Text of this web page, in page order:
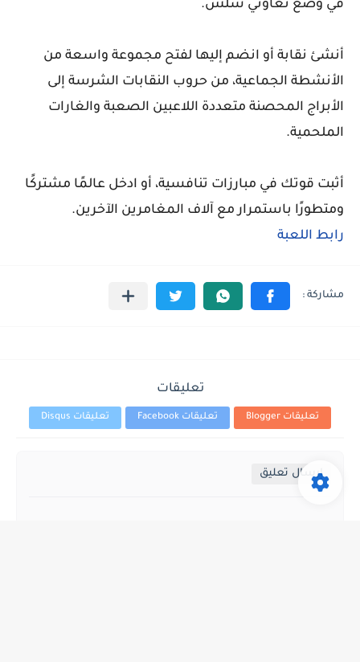
في وضع تعاوني سلس.
أنشئ نقابة أو انضم إليها لفتح مجموعة واسعة من
الأنشطة الجماعية، من حروب النقابات الشرسة إلى
الأبراج المحصنة متعددة اللاعبين الصعبة والغارات
الملحمية.
أثبت قوتك في مبارزات تنافسية، أو ادخل عالمًا مشتركًا
ومتطورًا باستمرار مع آلاف المغامرين الآخرين.
رابط اللعبة
تعليقات
تعليقات Blogger تعليقات Facebook تعليقات Disqus
إرسال تعليق